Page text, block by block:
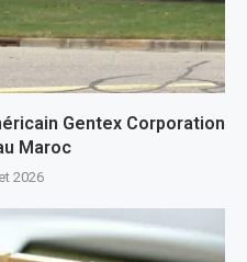
Gentex Corporation
Maroc
2026